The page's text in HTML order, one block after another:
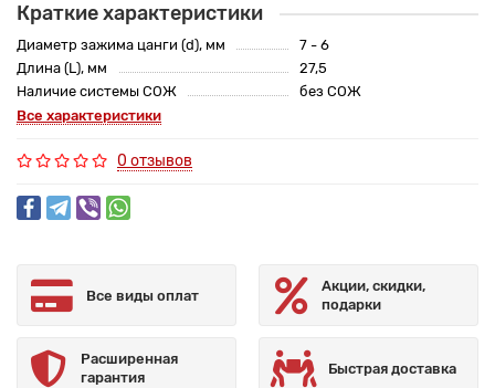
Краткие характеристики
Диаметр зажима цанги (d), мм
7 - 6
Длина (L), мм
27,5
Наличие системы СОЖ
без СОЖ
Все характеристики
0 отзывов
Все виды оплат
Акции, скидки,
подарки
Расширенная
гарантия
Быстрая доставка